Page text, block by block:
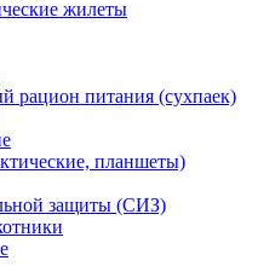
жилеты
питания (сухпаек)
планшеты)
защиты (СИЗ)